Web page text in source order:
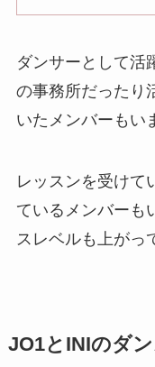
ダンサーとして活
の事務所だったり
いたメンバーもい
レッスンを受けて
ているメンバーも
スレベルも上がっ
JO1とINIのダ